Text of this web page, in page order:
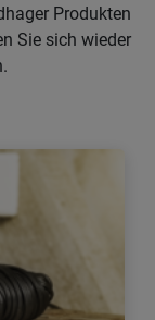
Produkten
Sie sich wieder